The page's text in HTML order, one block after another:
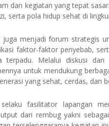
dan kegiatan yang tepat
serta pola hidup sehat di
juga menjadi forum strategis
faktor-faktor penyebab,
terpadu. Melalui diskusi
untuk mendukung
yang sehat, cerdas, dan
fasilitator lapangan
dari rembug yakni